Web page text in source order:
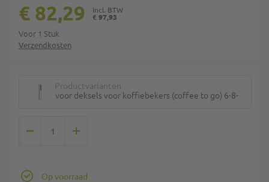
Verzendkosten
€ 97,93
€ 82,29
Voor 1 Stuk
Productvarianten
voor deksels voor koffiebekers (coffee to go) 6-8-10oz
Op voorraad